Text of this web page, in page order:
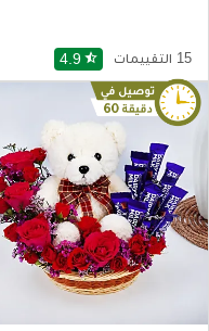
4.9 star_half 15 التقييمات